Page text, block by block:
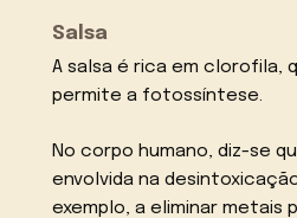
Salsa
A salsa é rica em clorofila,
permite a fotossíntese.
No corpo humano, diz-se
envolvida na
exemplo, a eliminar metais